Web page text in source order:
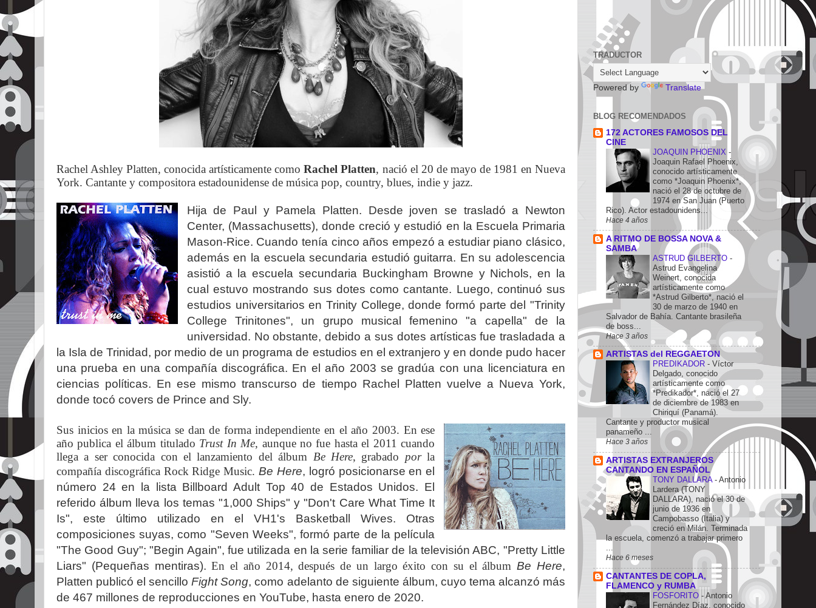
Rachel Ashley Platten, conocida artísticamente comoRachel Platten, nació el 20 de mayo de 1981 en Nueva
York. Cantante y compositora estadounidense de música pop, country, blues, indie y jazz.
Hija de Paul y Pamela Platten. Desde joven se trasladó a Newton
Center, (Massachusetts), donde creció y estudió en la Escuela Primaria
Mason-Rice. Cuando tenía cinco años empezó a estudiar piano clásico,
además en la escuela secundaria estudió guitarra. En su adolescencia
asistió a la escuela secundaria Buckingham Browne y Nichols, en la
cual estuvo mostrando sus dotes como cantante. Luego, continuó sus
estudios universitarios en Trinity College, donde formó parte del "Trinity
College Trinitones", un grupo musical femenino "a capella" de la
universidad. No obstante, debido a sus dotes artísticas fue trasladada a
la Isla de Trinidad, por medio de un programa de estudios en el extranjero y en donde pudo hacer
una prueba en una compañía discográfica. En el año 2003 se gradúa con una licenciatura en
ciencias políticas. En ese mismo transcurso de tiempo Rachel Platten vuelve a Nueva York,
donde tocó covers de Prince and Sly.
Sus inicios en la música se dan de forma independiente en el año 2003. En ese
año publica el álbum titulado Trust In Me, aunque no fue hasta el 2011 cuando
llega a ser conocida con el lanzamiento del álbum Be Here, grabado porla
compañía discográfica Rock Ridge Music.Be Here, logró posicionarse en el
número 24 en la lista Billboard Adult Top 40 de Estados Unidos. El
referido álbum lleva los temas "1,000 Ships"y "Don't Care What Time It
Is", este último utilizado en el VH1's Basketball Wives. Otras
composiciones suyas, como "Seven Weeks", formó parte de la película
"The Good Guy"; "Begin Again", fue utilizada en la serie familiar de la televisión ABC, "Pretty Little
Liars" (Pequeñas mentiras).En el año 2014, después de un largo éxito con su el álbumBe Here,
Platten publicó el sencilloFight Song, como adelanto de siguiente álbum, cuyo tema alcanzó más
de 467 millones de reproducciones en YouTube, hasta enero de 2020.
TRADUCTOR
Powered by Translate
BLOG RECOMENDADOS
172 ACTORES FAMOSOS DEL
CINE
JOAQUIN PHOENIX -
Joaquin Rafael Phoenix,
conocido artísticamente
como *Joaquin Phoenix*,
nació el 28 de octubre de
1974 en San Juan (Puerto
Rico). Actor estadounidens...
Hace 4 años
A RITMO DE BOSSA NOVA &
SAMBA
ASTRUD GILBERTO -
Astrud Evangelina
Weinert, conocida
artísticamente como
*Astrud Gilberto*, nació el
30 de marzo de 1940 en
Salvador de Bahía. Cantante brasileña
de boss...
Hace 3 años
ARTISTAS del REGGAETON
PREDIKADOR - Víctor
Delgado, conocido
artísticamente como
*Predikador*, nació el 27
de diciembre de 1983 en
Chiriquí (Panamá).
Cantante y productor musical
panameño ...
Hace 3 años
ARTISTAS EXTRANJEROS
CANTANDO EN ESPAÑOL
TONY DALLARA - Antonio
Lardera (TONY
DALLARA), nació el 30 de
junio de 1936 en
Campobasso (Italia) y
creció en Milán. Terminada
la escuela, comenzó a trabajar primero
...
Hace 6 meses
CANTANTES DE COPLA,
FLAMENCO y RUMBA
FOSFORITO - Antonio
Fernández Díaz, conocido